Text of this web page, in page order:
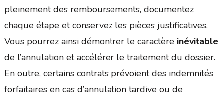
pleinement des remboursements, documentez
chaque étape et conservez les pièces justificatives.
Vous pourrez ainsi démontrer le caractère inévitable
de l’annulation et accélérer le traitement du dossier.
En outre, certains contrats prévoient des indemnités
forfaitaires en cas d’annulation tardive ou de